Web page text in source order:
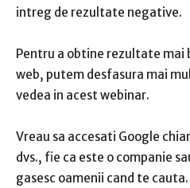
intreg de rezultate negative.
Pentru a obtine rezultate mai
web, putem desfasura mai
vedea in acest webinar.
Vreau sa accesati Google
dvs., fie ca este o companie
gasesc oamenii cand te cauta.